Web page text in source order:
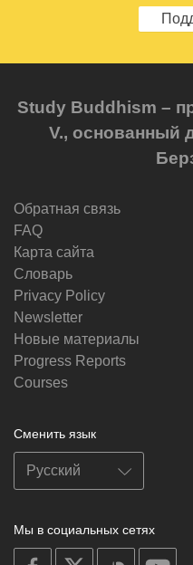
Study Buddhism –
V., основанный
Обратная связь
FAQ
Карта сайта
Словарь
Privacy Policy
Newsletter
Новые материалы
Progress Reports
Courses
Сменить язык
Мы в социальных сетях
on